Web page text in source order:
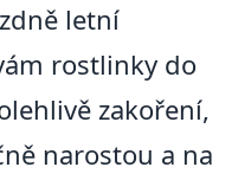
letní
rostlinky do
zakoření,
narostou a na